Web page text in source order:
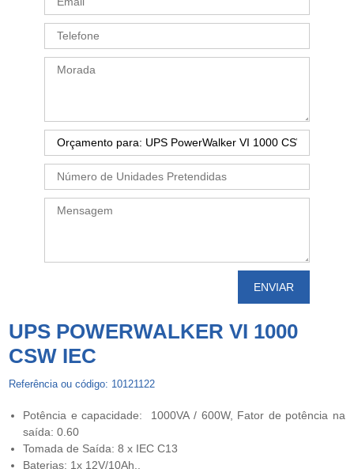
UPS POWERWALKER VI 1000
CSW IEC
Referência ou código: 10121122
Potência e capacidade: 1000VA / 600W, Fator de potência na
saída: 0.60
Tomada de Saída: 8 x IEC C13
Baterias: 1x 12V/10Ah..